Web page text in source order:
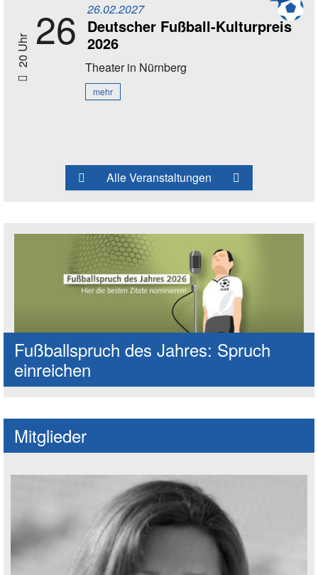
20 Uhr 26 26.02.2027
Deutscher Fußball-Kulturpreis
2026
Theaterin Nürnberg
mehr
Alle Veranstaltungen
Fußballspruch des Jahres: Spruch
einreichen
Mitglieder